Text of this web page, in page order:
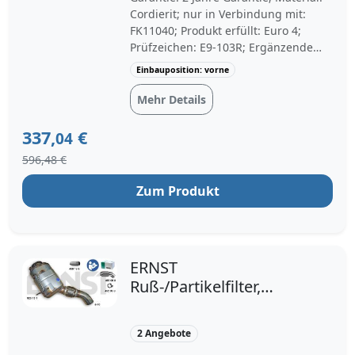
Cordierit; nur in Verbindung mit:
FK11040; Produkt erfüllt: Euro 4;
Prüfzeichen: E9-103R; Ergänzende
Info: Non-approved; Einbauposition:
vorne; Fahrzeugausstattung: für
Fahrzeuge mit Dieselpartikelfilter
(DPF); Abgasnorm: bis Euro 4;
Einbauposition: vorne
Mehr Details
337,04 €
596,48 €
Zum Produkt
ERNST
Ruß-/Partikelfilter,
BMW 18307807474
18307796215
2 Angebote